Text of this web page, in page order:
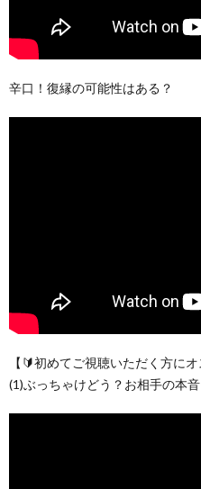
辛口！復縁の可能性はある？
【🔰初めてご視聴いただく方に
(1)ぶっちゃけどう？お相手の本音